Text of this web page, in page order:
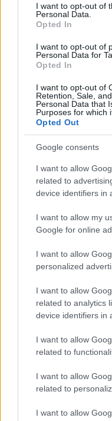
I want to opt-out of
Personal Data.
Opted In
I want to opt-out of
Personal Data for
Opted In
I want to opt-out of
Retention, Sale,
Personal Data that
Purposes for which
Opted Out
Google consents
I want to allow
related to
device identifiers in
I want to allow my
Google for online
I want to allow
personalized
I want to allow
related to analytics
device identifiers in
I want to allow
related to
I want to allow
related to
I want to allow
#Ryanairov